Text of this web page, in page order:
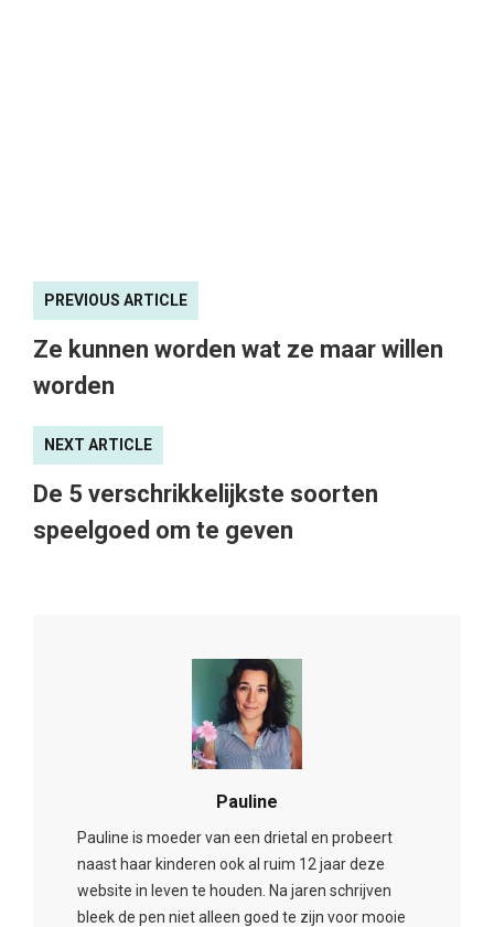
PREVIOUS ARTICLE
Ze kunnen worden wat ze maar willen
worden
NEXT ARTICLE
De 5 verschrikkelijkste soorten
speelgoed om te geven
Pauline
Pauline is moeder van een drietal en probeert
naast haar kinderen ook al ruim 12 jaar deze
website in leven te houden. Na jaren schrijven
bleek de pen niet alleen goed te zijn voor mooie